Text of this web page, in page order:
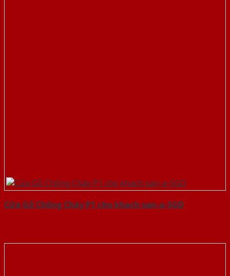
Cửa Gỗ Chống Cháy P1 cho khach san-a-SGD